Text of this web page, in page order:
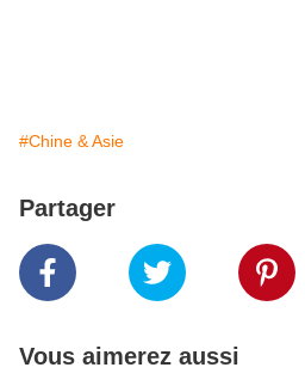
#Chine & Asie
Partager
Vous aimerez aussi